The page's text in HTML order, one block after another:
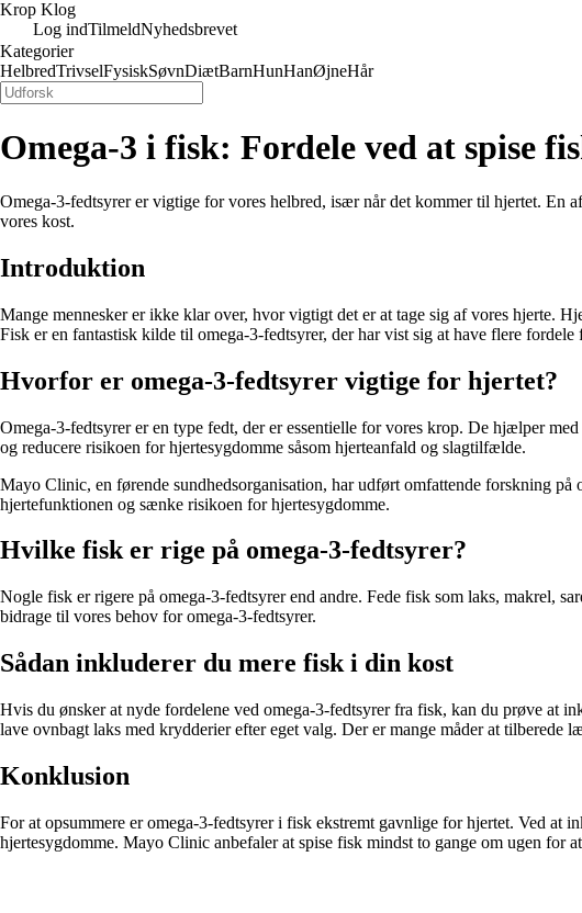
Krop Klog
Log indTilmeldNyhedsbrevet
Kategorier
HelbredTrivselFysiskSøvnDiætBarnHunHanØjneHår
Omega-3 i fisk: Fordele ved at spise
Omega-3-fedtsyrer er vigtige for vores helbred, især når det kommer til hjertet. En
vores kost.
Introduktion
Mange mennesker er ikke klar over, hvor vigtigt det er at tage sig af vores hjerte.
Fisk er en fantastisk kilde til omega-3-fedtsyrer, der har vist sig at have flere fordele
Hvorfor er omega-3-fedtsyrer vigtige for hjertet?
Omega-3-fedtsyrer er en type fedt, der er essentielle for vores krop. De hjælper
og reducere risikoen for hjertesygdomme såsom hjerteanfald og slagtilfælde.
Mayo Clinic, en førende sundhedsorganisation, har udført omfattende forskning
hjertefunktionen og sænke risikoen for hjertesygdomme.
Hvilke fisk er rige på omega-3-fedtsyrer?
Nogle fisk er rigere på omega-3-fedtsyrer end andre. Fede fisk som laks, makrel,
bidrage til vores behov for omega-3-fedtsyrer.
Sådan inkluderer du mere fisk i din kost
Hvis du ønsker at nyde fordelene ved omega-3-fedtsyrer fra fisk, kan du prøve at
lave ovnbagt laks med krydderier efter eget valg. Der er mange måder at
Konklusion
For at opsummere er omega-3-fedtsyrer i fisk ekstremt gavnlige for hjertet. Ved at
hjertesygdomme. Mayo Clinic anbefaler at spise fisk mindst to gange om ugen for